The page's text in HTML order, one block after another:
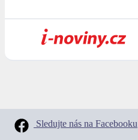
Sledujte nás na Facebooku